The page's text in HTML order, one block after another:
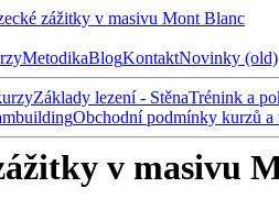
zážitky v masivu Mont Blanc
MetodikaBlogKontaktNovinky (old)
Základy lezení - StěnaTrénink a
Obchodní podmínky kurzů a
v masivu